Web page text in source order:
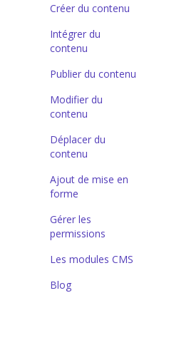
Créer du contenu
Intégrer du
contenu
Publier du contenu
Modifier du
contenu
Déplacer du
contenu
Ajout de mise en
forme
Gérer les
permissions
Les modules CMS
Blog